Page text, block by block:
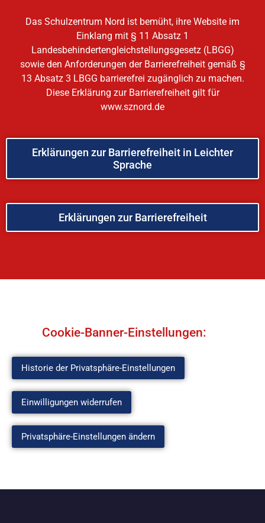
Das Schulzentrum Nord ist bemüht, ihre Website im
Einklang mit § 11 Absatz 1
Landesbehindertengleichstellungsgesetz (LBGG)
sowie den Anforderungen der Barrierefreiheit gemäß §
13 Absatz 3 LBGG barrierefrei zugänglich zu machen.
Diese Erklärung zur Barrierefreiheit gilt für
www.sznord.de
Erklärungen zur Barrierefreiheit in Leichter
Sprache
Erklärungen zur Barrierefreiheit
Cookie-Banner-Einstellungen:
Historie der Privatsphäre-Einstellungen
Einwilligungen widerrufen
Privatsphäre-Einstellungen ändern